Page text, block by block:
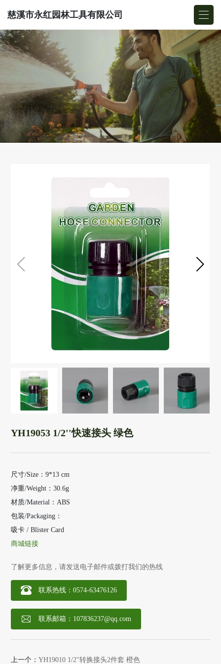
慈溪市永红园林工具有限公司
YH19053 1/2''快速接头 绿色
尺寸/Size：9*13 cm
净重/Weight：30.6g
材质/Material：ABS
包装/Packaging：
吸卡 / Blister Card
商城链接
了解更多信息，请发送电子邮件或拨打我们的热线
联系热线：0574-63476126
联系邮箱： 107836237@qq.com
上一个：YH19010 1/2''转换接头2件套 橙色